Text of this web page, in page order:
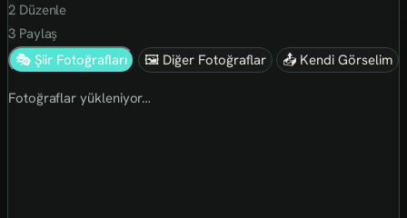
2Düzenle
3Paylaş
🎭 Şiir Fotoğrafları
🖼 Diğer Fotoğraflar 📤 Kendi Görselim
Fotoğraflar yükleniyor…